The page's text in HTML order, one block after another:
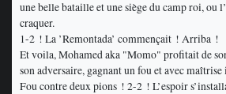
une belle bataille et une siège du camp roi, ou
craquer.
1-2 ! La ’Remontada’ commençait ! Arriba !
Et voila, Mohamed aka "Momo" profitait de
son adversaire, gagnant un fou et avec
Fou contre deux pions ! 2-2 ! L’espoir